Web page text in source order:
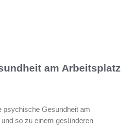
am Arbeitsplatz
psychische Gesundheit am
so zu einem gesünderen